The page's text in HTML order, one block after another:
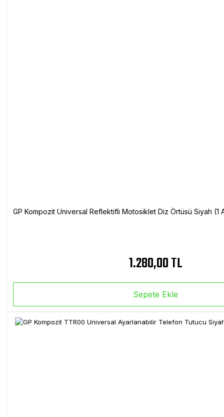
GP Kompozit Universal Reflektifli Motosiklet Diz Örtüsü Siyah
1.280,00 TL
Sepete Ekle